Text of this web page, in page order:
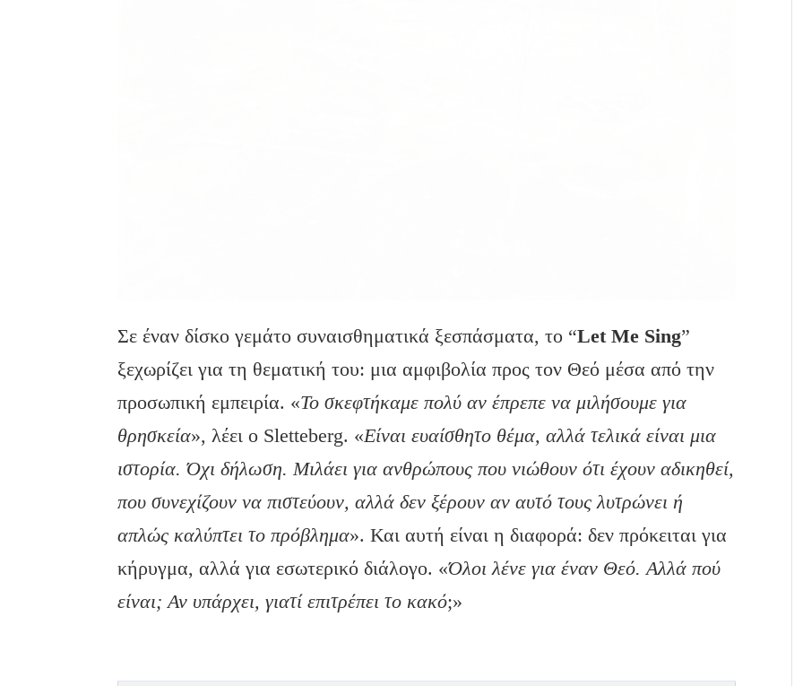
Σε έναν δίσκο γεμάτο συναισθηματικά ξεσπάσματα, το “LetMe Sing”
ξεχωρίζει για τη θεματική του: μια αμφιβολία προς τον Θεό μέσα από την
προσωπική εμπειρία. «Το σκεφτήκαμε πολύ αν έπρεπε να μιλήσουμε για
θρησκεία», λέει ο Sletteberg. «Είναι ευαίσθητο θέμα, αλλά τελικά είναι μια
ιστορία. Όχι δήλωση. Μιλάει για ανθρώπους που νιώθουν ότι έχουν αδικηθεί,
που συνεχίζουν να πιστεύουν, αλλά δεν ξέρουν αν αυτό τους λυτρώνει ή
απλώς καλύπτει το πρόβλημα». Και αυτή είναι η διαφορά: δεν πρόκειται για
κήρυγμα, αλλά για εσωτερικό διάλογο. «Όλοι λένε για έναν Θεό. Αλλά πού
είναι; Αν υπάρχει, γιατί επιτρέπει το κακό;»